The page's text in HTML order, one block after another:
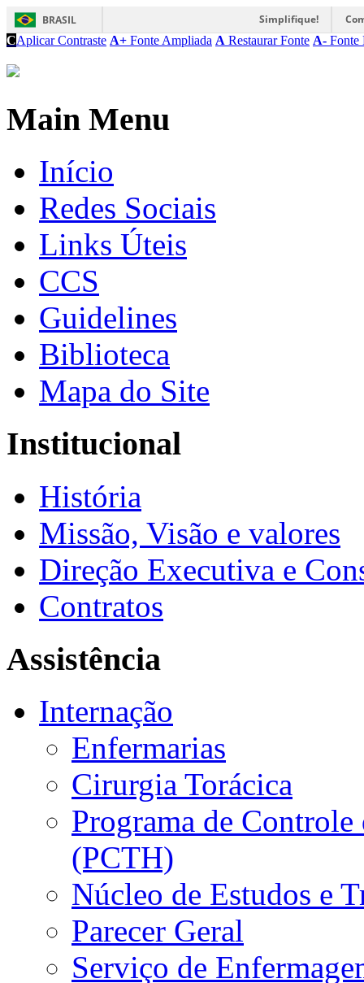
BRASIL Simplifique!
CAplicar Contraste A+ Fonte Ampliada A Restaurar Fonte A- Fonte
Main Menu
Início
Redes Sociais
Links Úteis
CCS
Guidelines
Biblioteca
Mapa do Site
Institucional
História
Missão, Visão e valores
Direção Executiva e
Contratos
Assistência
Internação
Enfermarias
Cirurgia Torácica
Programa de
(PCTH)
Núcleo de Estudos e
Parecer Geral
Serviço de